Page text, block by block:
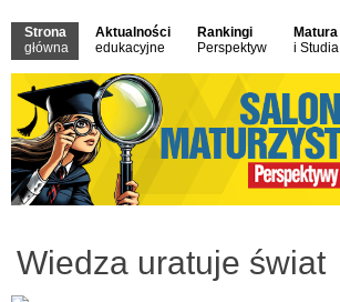
Strona
główna
Aktualności
edukacyjne
Rankingi
Perspektyw
Matura
i Studia
Wiedza uratuje świat